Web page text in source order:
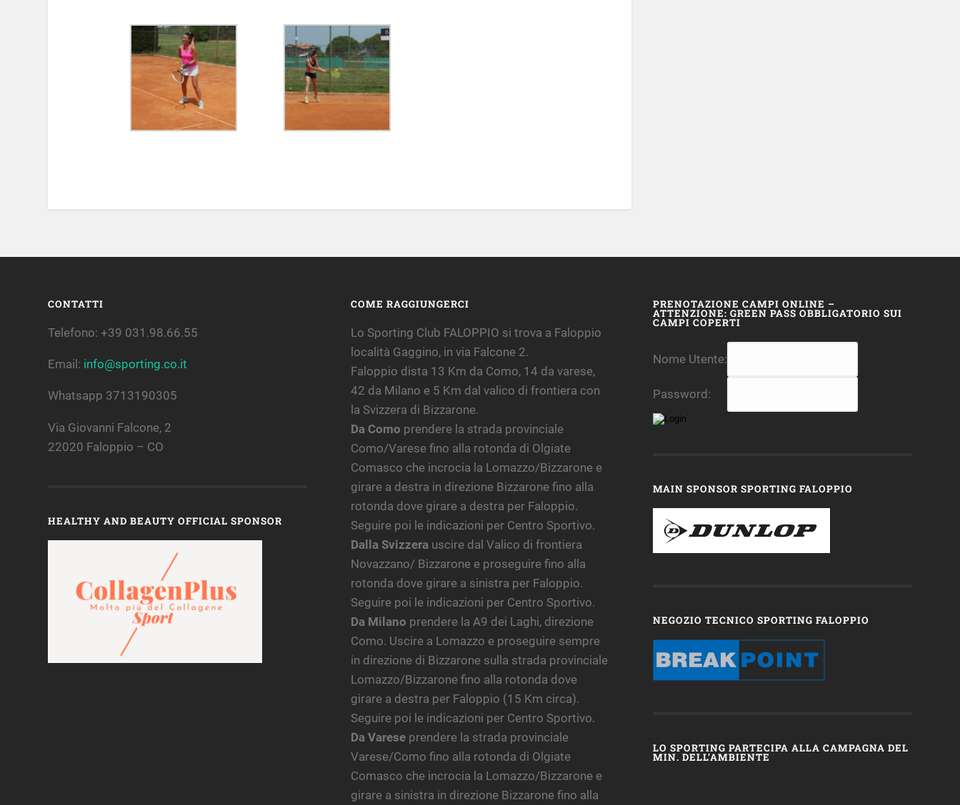
CONTATTI
Telefono: +39 031.98.66.55
Email: info@sporting.co.it
Whatsapp 3713190305
Via Giovanni Falcone, 2
22020 Faloppio – CO
HEALTHY AND BEAUTY OFFICIAL SPONSOR
COME RAGGIUNGERCI
Lo Sporting Club FALOPPIO si trova a Faloppio
località Gaggino, in via Falcone 2.
Faloppio dista 13 Km da Como, 14 da varese,
42 da Milano e 5 Km dal valico di frontiera con
la Svizzera di Bizzarone.
Da Como prendere la strada provinciale
Como/Varese fino alla rotonda di Olgiate
Comasco che incrocia la Lomazzo/Bizzarone e
girare a destra in direzione Bizzarone fino alla
rotonda dove girare a destra per Faloppio.
Seguire poi le indicazioni per Centro Sportivo.
Dalla Svizzerauscire dal Valico di frontiera
Novazzano/ Bizzarone e proseguire fino alla
rotonda dove girare a sinistra per Faloppio.
Seguire poi le indicazioni per Centro Sportivo.
Da Milano prendere la A9 dei Laghi, direzione
Como. Uscire a Lomazzo e proseguire sempre
in direzione di Bizzarone sulla strada provinciale
Lomazzo/Bizzarone fino alla rotonda dove
girare a destra per Faloppio (15 Km circa).
Seguire poi le indicazioni per Centro Sportivo.
Da Vareseprendere la strada provinciale
Varese/Como fino alla rotonda di Olgiate
Comasco che incrocia la Lomazzo/Bizzarone e
girare a sinistra in direzione Bizzarone fino alla
PRENOTAZIONE CAMPI ONLINE –
ATTENZIONE: GREEN PASS OBBLIGATORIO SUI
CAMPI COPERTI
Nome Utente:
Password:
MAIN SPONSOR SPORTING FALOPPIO
NEGOZIO TECNICO SPORTING FALOPPIO
LO SPORTING PARTECIPA ALLA CAMPAGNA DEL
MIN. DELL’AMBIENTE